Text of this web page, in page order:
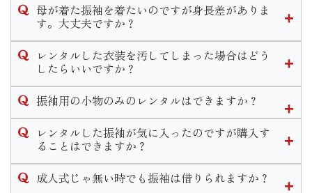
腰紐5本・伊達締め2本・コーリンベルト・衿芯・三重仮紐・
その他式当日のお支度と前撮り時のお支度２回分がセットに
す。
期間や手数料についての詳しいお問い合わせは店舗までご連
可能です。
近年ではお持ちの振袖の小物等を買い替えリメイクしてお召
当店ではリメイクパックプランや単品での小物販売などお客
様の需要に合わせてご案内致します。
またママ振リメイクと一緒に前撮りや式当日の支度のご予約
も受け付けております。
なお、小物等の購入はせず持ち込み振袖の着付のみのご予約
母が着た振袖を着たいのですが身長差がありま
す。大丈夫ですか？
寸法直しをして着用することができます。
ただ大幅な寸法直しが必要な場合、小さくお直しするのであ
ご検討のお客様は一度振袖をお持ちの上ご来店頂きご試着し
て頂きご提案させて頂きますのでお気軽にご相談くださいま
レンタルした衣装を汚してしまった場合はどう
したらいいですか？
衿元のファンデーション汚れ等若干の汚れであれば、クリー
ニングは不要でそのままご返却いただけます。
まった場合はお直し代や商品代を請求させていただく場合も
ございます。
きます様お願い致します。
振袖用の小物のみのレンタルはできますか？
申し訳ございませんが小物単品のレンタルは行っておりませ
ん。
ママ振リメイクプランですとお得に小物を揃えることができ
ます。
レンタルした振袖が気に入ったのですが購入す
ることはできますか？
可能です。
衣装によってプラス料金は異なりますが振袖一式をそのまま
成人式じゃ無い時でも振袖は借りられますか？